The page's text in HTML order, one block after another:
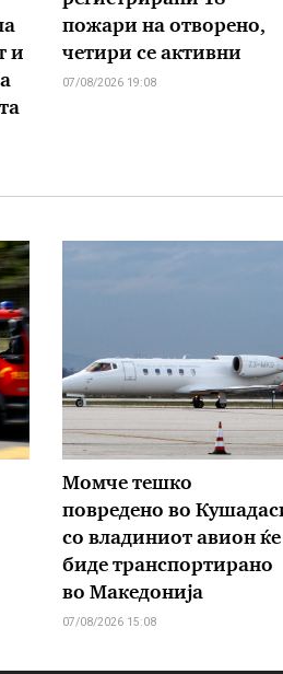
и
пожари на отворено,
четири се активни
07/08/2026 19:08
Момче тешко
повредено во
со владиниот авион ќе
биде транспортирано
во Македонија
07/08/2026 15:08